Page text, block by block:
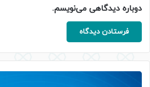
دوباره دیدگاهی می‌نویسم.